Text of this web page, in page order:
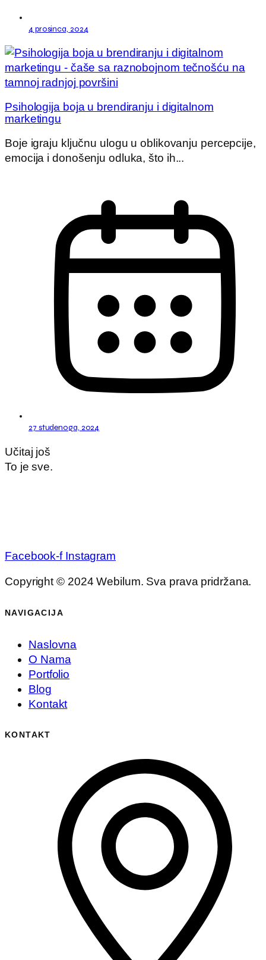
4 prosinca, 2024
Psihologija boja u brendiranju i digitalnom
marketingu
Boje igraju ključnu ulogu u oblikovanju percepcije,
emocija i donošenju odluka, što ih...
27 studenoga, 2024
Učitaj još
To je sve.
Facebook-f Instagram
Copyright © 2024 Webilum. Sva prava pridržana.
NAVIGACIJA
Naslovna
O Nama
Portfolio
Blog
Kontakt
KONTAKT